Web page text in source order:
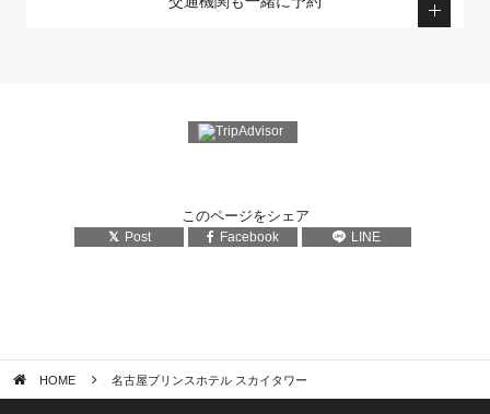
このページをシェア
Post Facebook LINE
HOME 名古屋プリンスホテル スカイタワー